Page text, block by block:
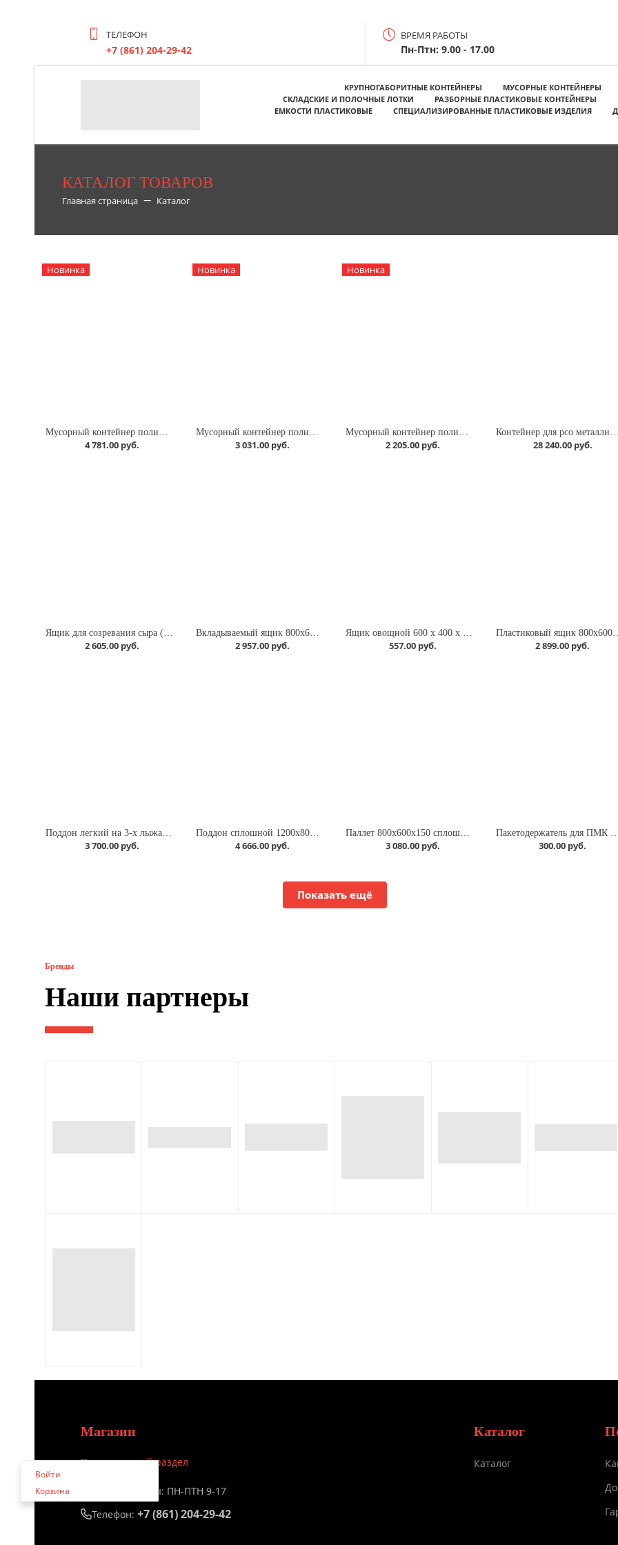
ТЕЛЕФОН
+7 (861) 204-29-42
ВРЕМЯ РАБОТЫ
Пн-Птн: 9.00 - 17.00
КРУПНОГАБОРИТНЫЕ КОНТЕЙНЕРЫ МУСОРНЫЕ КОНТЕЙНЕРЫ
СКЛАДСКИЕ И ПОЛОЧНЫЕ ЛОТКИ
РАЗБОРНЫЕ ПЛАСТИКОВЫЕ КОНТЕЙНЕРЫ
ЕМКОСТИ ПЛАСТИКОВЫЕ
СПЕЦИАЛИЗИРОВАННЫЕ ПЛАСТИКОВЫЕ ИЗДЕЛИЯ
КАТАЛОГ ТОВАРОВ
Главная страница Каталог
Войти
Корзина
Новинка
Мусорный контейнер полимерный 80л., с педалью, с пакетодержателем
4 781.00 руб.
Новинка
Мусорный контейнер полимерный 60л., с педалью, с пакетодержателем
3 031.00 руб.
Новинка
Мусорный контейнер полимерный 30л., с педалью, с пакетодержателем
2 205.00 руб.
Контейнер для рсо металлический с крышкой 1100 л.
28 240.00 руб.
2 605.00 руб.
Вкладываемый ящик 800х600х340 с усиленным дном (KVR 8634)
2 957.00 руб. 557.00 руб. 2 899.00 руб.
Поддон легкий на 3-х лыжах вкладываемый 1200х800х153 серый, перфорированный с бортиком полиэтиленовый
3 700.00 руб.
Поддон сплошной 1200x800x150 на 3-х полозьях ЭКО
4 666.00 руб.
Паллет 800x600х150 сплошной, на 3-х полозьях
3 080.00 руб.
Пакетодержатель для ПМК
300.00 руб.
Показать ещё
Бренды
Наши партнеры
Магазин
Персональный раздел
Время работы: ПН-ПТН 9-17
Телефон: +7 (861) 204-29-42
Каталог
Каталог